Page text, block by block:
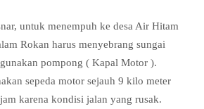
untuk menempuh ke desa Air Hitam
Rokan harus menyebrang sungai
pompong ( Kapal Motor ).
sepeda motor sejauh 9 kilo meter
karena kondisi jalan yang rusak.